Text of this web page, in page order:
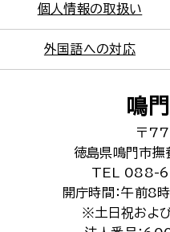
個人情報の取扱い
外国語への対応
鳴
〒
徳島県鳴門市
TEL 088-
開庁時間：午前8
※土日祝およ